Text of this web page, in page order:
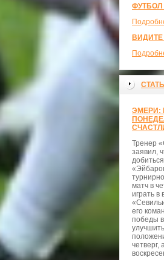
ФУТБОЛ
ЭМЕРИ:
Тренер
заявил,
матч в
играть в
его
победы
четверг,